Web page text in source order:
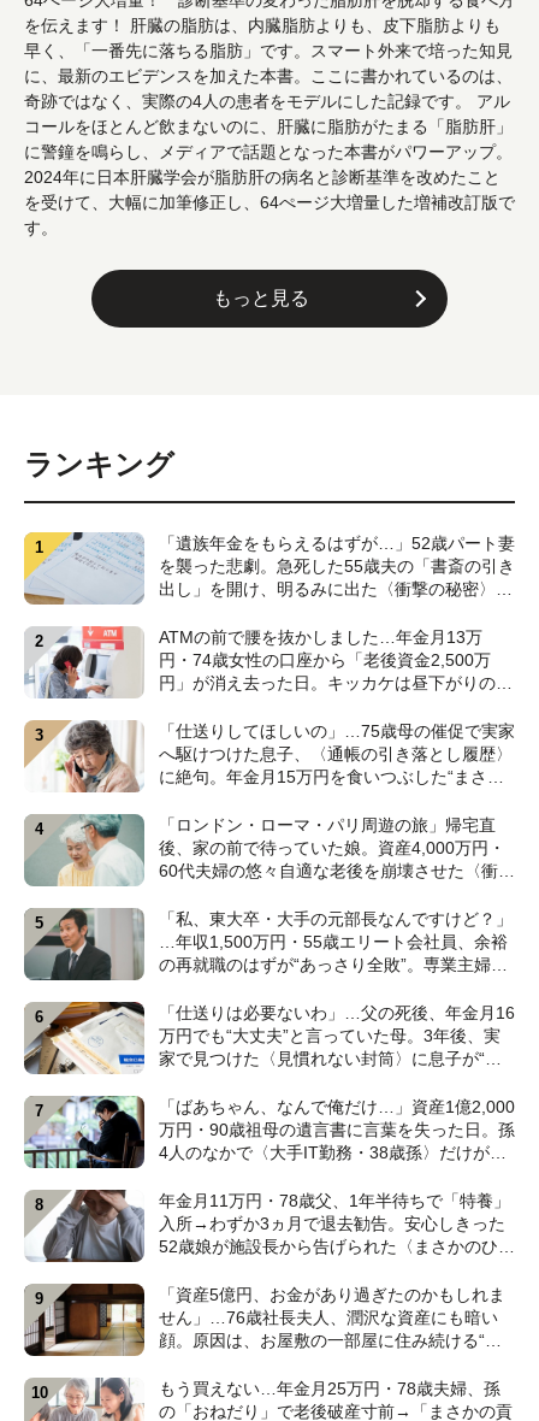
を伝えます！ 肝臓の脂肪は、内臓脂肪よりも、皮下脂肪よりも
早く、「一番先に落ちる脂肪」です。スマート外来で培った知見
に、最新のエビデンスを加えた本書。ここに書かれているのは、
奇跡ではなく、実際の4人の患者をモデルにした記録です。 アル
コールをほとんど飲まないのに、肝臓に脂肪がたまる「脂肪肝」
に警鐘を鳴らし、メディアで話題となった本書がパワーアップ。
2024年に日本肝臓学会が脂肪肝の病名と診断基準を改めたこと
を受けて、大幅に加筆修正し、64ぺージ大増量した増補改訂版で
す。
もっと見る
ランキング
「遺族年金をもらえるはずが…」52歳パート妻
を襲った悲劇。急死した55歳夫の「書斎の引き
出し」を開け、明るみに出た〈衝撃の秘密〉
ATMの前で腰を抜かしました…年金月13万
円・74歳女性の口座から「老後資金2,500万
円」が消え去った日。キッカケは昼下がりの
「仕送りしてほしいの」…75歳母の催促で実家
へ駆けつけた息子、〈通帳の引き落とし履歴〉
に絶句。年金月15万円を食いつぶした“まさか
「ロンドン・ローマ・パリ周遊の旅」帰宅直
後、家の前で待っていた娘。資産4,000万円・
60代夫婦の悠々自適な老後を崩壊させた〈衝撃
「私、東大卒・大手の元部長なんですけど？」
…年収1,500万円・55歳エリート会社員、余裕
の再就職のはずが“あっさり全敗”。専業主婦の
【CFPの助言】
「仕送りは必要ないわ」…父の死後、年金月16
万円でも“大丈夫”と言っていた母。3年後、実
家で見つけた〈見慣れない封筒〉に息子が“思
「ばあちゃん、なんで俺だけ…」資産1億2,000
万円・90歳祖母の遺言書に言葉を失った日。孫
4人のなかで〈大手IT勤務・38歳孫〉だけが遺
年金月11万円・78歳父、1年半待ちで「特養」
入所→わずか3ヵ月で退去勧告。安心しきった
52歳娘が施設長から告げられた〈まさかのひと
「資産5億円、お金があり過ぎたのかもしれま
せん」…76歳社長夫人、潤沢な資産にも暗い
顔。原因は、お屋敷の一部屋に住み続ける“跡
もう買えない…年金月25万円・78歳夫婦、孫
の「おねだり」で老後破産寸前→「まさかの貢